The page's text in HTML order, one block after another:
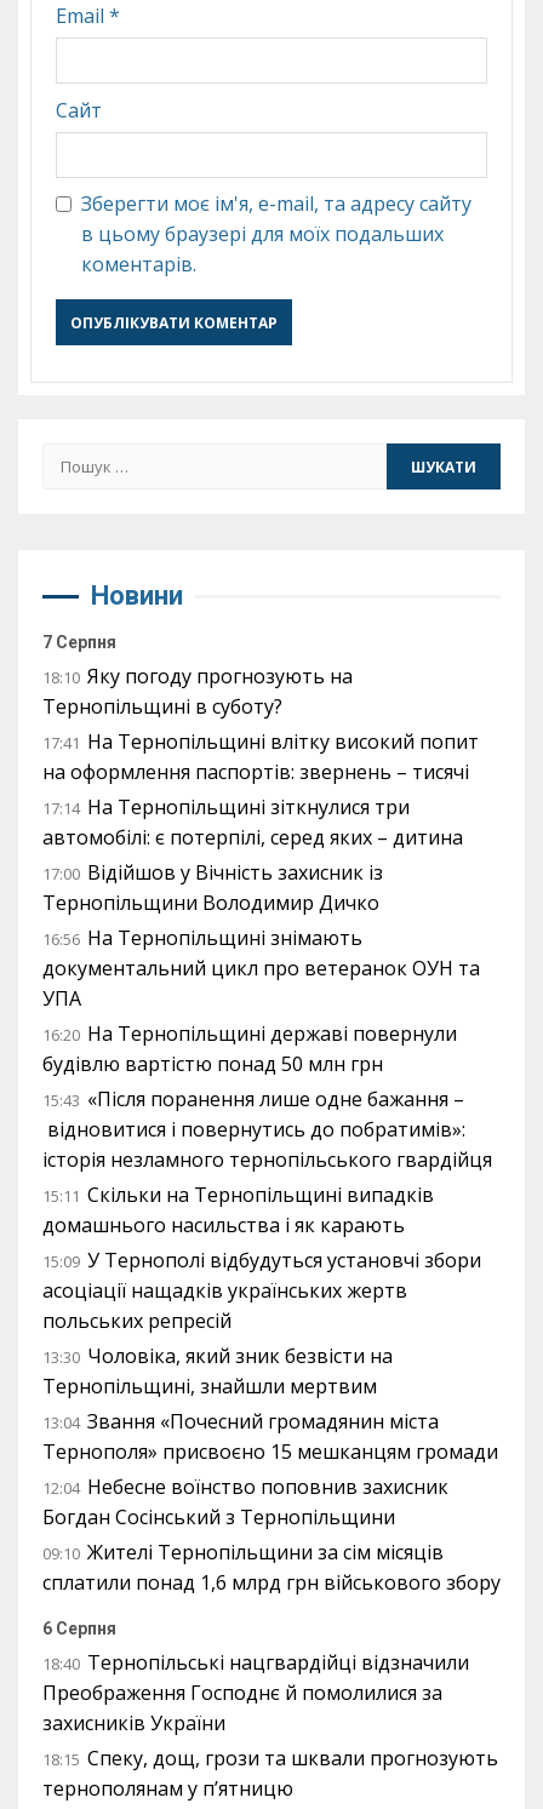
Email *
Сайт
Зберегти моє ім'я, e-mail, та адресу сайту
в цьому браузері для моїх подальших
коментарів.
Пошук:
Новини
7 Серпня
18:10 Яку погоду прогнозують на
Тернопільщині в суботу?
17:41 На Тернопільщині влітку високий попит
на оформлення паспортів: звернень – тисячі
17:14 На Тернопільщині зіткнулися три
автомобілі: є потерпілі, серед яких – дитина
17:00 Відійшов у Вічність захисник із
Тернопільщини Володимир Дичко
16:56 На Тернопільщині знімають
документальний цикл про ветеранок ОУН та
УПА
16:20 На Тернопільщині державі повернули
будівлю вартістю понад 50 млн грн
15:43 «Після поранення лише одне бажання –
відновитися і повернутись до побратимів»:
історія незламного тернопільського гвардійця
15:11 Скільки на Тернопільщині випадків
домашнього насильства і як карають
15:09 У Тернополі відбудуться установчі збори
асоціації нащадків українських жертв
польських репресій
13:30 Чоловіка, який зник безвісти на
Тернопільщині, знайшли мертвим
13:04 Звання «Почесний громадянин міста
Тернополя» присвоєно 15 мешканцям громади
12:04 Небесне воїнство поповнив захисник
Богдан Сосінський з Тернопільщини
09:10 Жителі Тернопільщини за сім місяців
сплатили понад 1,6 млрд грн військового збору
6 Серпня
18:40 Тернопільські нацгвардійці відзначили
Преображення Господнє й помолилися за
захисників України
18:15 Спеку, дощ, грози та шквали прогнозують
тернополянам у п’ятницю